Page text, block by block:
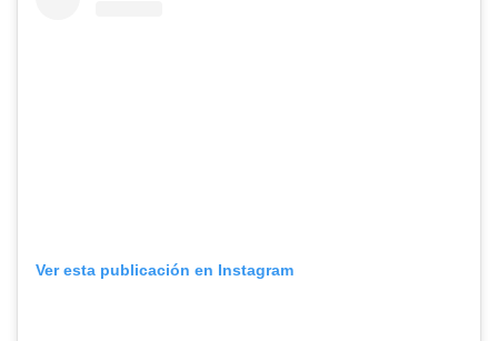
Ver esta publicación en Instagram